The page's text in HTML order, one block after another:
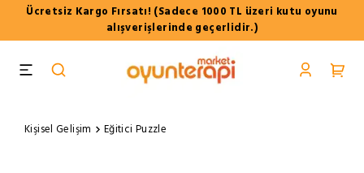
Ücretsiz Kargo Fırsatı! (Sadece 1000 TL üzeri kutu oyunu
alışverişlerinde geçerlidir.)
Kişisel Gelişim Eğitici Puzzle